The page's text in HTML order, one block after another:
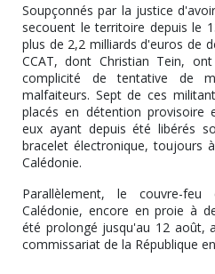
Soupçonnés par la justice
secouent le territoire depuis le
plus de 2,2 milliards d'euros de
CCAT, dont Christian Tein,
complicité de tentative de
malfaiteurs. Sept de ces
placés en détention provisoire
eux ayant depuis été libérés
bracelet électronique, toujours
Calédonie.
Parallèlement, le couvre-
Calédonie, encore en proie à
été prolongé jusqu'au 12 août,
commissariat de la République